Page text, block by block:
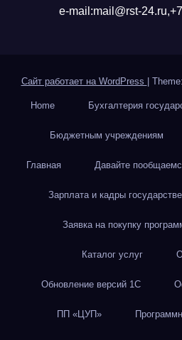
е-mail:mail@rst-
Сайт работает на WordPress
Home Бухгалтерия
Бюджетным учреждениям
Главная Давайте
Зарплата и кадры
Заявка на покупку
Каталог услуг
Обновление версий 1С
ПП «ЦУП»